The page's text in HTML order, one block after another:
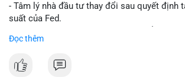
- Tâm lý nhà đầu tư thay đổi sau quyết định
suất của Fed.
theo.
#bitcoin #btc #cryptonews
Đọc thêm